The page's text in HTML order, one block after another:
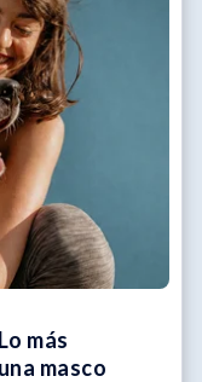
más
masco